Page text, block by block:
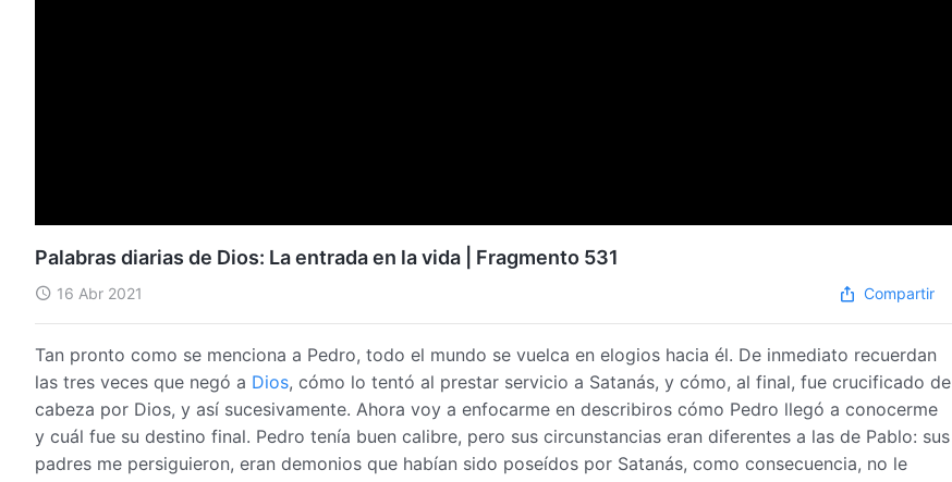
Palabras diarias de Dios: La entrada en la vida | Fragmento 531
16 Abr 2021 Compartir
Tan pronto como se menciona a Pedro, todo el mundo se vuelca en elogios hacia él. De inmediato recuerdan
las tres veces que negó a Dios, cómo lo tentó al prestar servicio a Satanás, y cómo, al final, fue crucificado de
cabeza por Dios, y así sucesivamente. Ahora voy a enfocarme en describiros cómo Pedro llegó a conocerme
y cuál fue su destino final. Pedro tenía buen calibre, pero sus circunstancias eran diferentes a las de Pablo: sus
padres me persiguieron, eran demonios que habían sido poseídos por Satanás, como consecuencia, no le